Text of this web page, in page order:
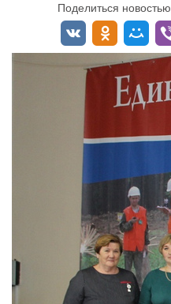
Поделиться новостью